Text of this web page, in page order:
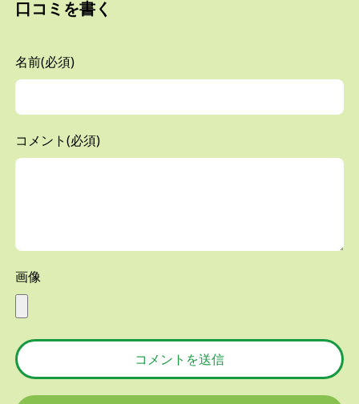
口コミを書く
名前(必須)
コメント(必須)
画像
コメントを送信